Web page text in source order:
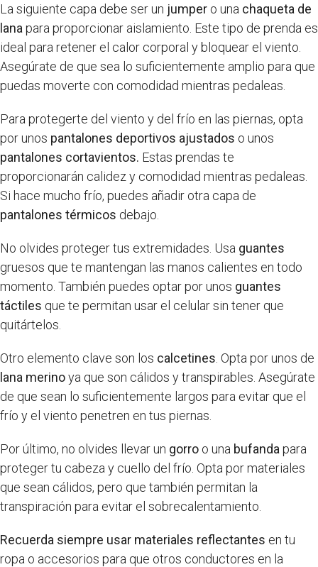
La siguiente capa debe ser un jumper o una chaqueta de
lana para proporcionar aislamiento. Este tipo de prenda es
ideal para retener el calor corporal y bloquear el viento.
Asegúrate de que sea lo suficientemente amplio para que
puedas moverte con comodidad mientras pedaleas.
Para protegerte del viento y del frío en las piernas, opta
por unos pantalones deportivos ajustados o unos
pantalones cortavientos. Estas prendas te
proporcionarán calidez y comodidad mientras pedaleas.
Si hace mucho frío, puedes añadir otra capa de
pantalones térmicos debajo.
No olvides proteger tus extremidades. Usa guantes
gruesos que te mantengan las manos calientes en todo
momento. También puedes optar por unos guantes
táctiles que te permitan usar el celular sin tener que
quitártelos.
Otro elemento clave son los calcetines . Opta por unos de
lana merinoya que son cálidos y transpirables. Asegúrate
de que sean lo suficientemente largos para evitar que el
frío y el viento penetren en tus piernas.
Por último, no olvides llevar un gorro o una bufanda para
proteger tu cabeza y cuello del frío. Opta por materiales
que sean cálidos, pero que también permitan la
transpiración para evitar el sobrecalentamiento.
Recuerda siempre usar materiales reflectantes en tu
ropa o accesorios para que otros conductores en la